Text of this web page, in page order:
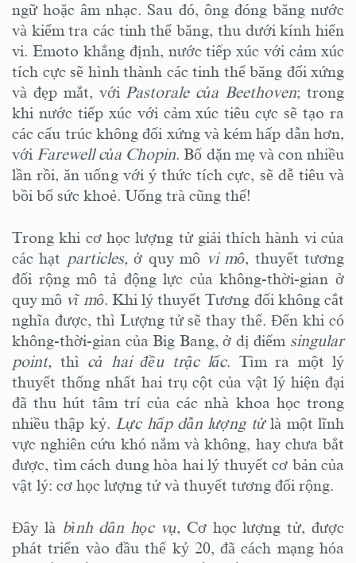
ngữ hoặc âm nhạc. Sau đó, ông đóng băng nước
và kiểm tra các tinh thể băng, thu dưới kính hiển
vi. Emoto khẳng định, nước tiếp xúc với cảm xúc
tích cực sẽ hình thành các tinh thể băng đối xứng
và đẹp mắt, với Pastorale của Beethoven; trong
khi nước tiếp xúc với cảm xúc tiêu cực sẽ tạo ra
các cấu trúc không đối xứng và kém hấp dẫn hơn,
với Farewell của Chopin. Bố dặn mẹ và con nhiều
lần rồi, ăn uống với ý thức tích cực, sẽ dễ tiêu và
bồi bổ sức khoẻ. Uống trà cũng thế!
Trong khi cơ học lượng tử giải thích hành vi của
các hạt particles, ở quy mô vi mô, thuyết tương
đối rộng mô tả động lực của không-thời-gian ở
quy mô vĩ mô. Khi lý thuyết Tương đối không cắt
nghĩa được, thì Lượng tử sẽ thay thế. Đến khi có
không-thời-gian của Big Bang, ở dị điểm singular
point, thì cả hai đều trậc lấc. Tìm ra một lý
thuyết thống nhất hai trụ cột của vật lý hiện đại
đã thu hút tâm trí của các nhà khoa học trong
nhiều thập kỷ. Lực hấp dẫn lượng tửlà một lĩnh
vực nghiên cứu khó nắm và không, hay chưa bắt
được, tìm cách dung hòa hai lý thuyết cơ bản của
vật lý: cơ học lượng tử và thuyết tương đối rộng.
Đây là bình dân học vụ, Cơ học lượng tử, được
phát triển vào đầu thế kỷ 20, đã cách mạng hóa